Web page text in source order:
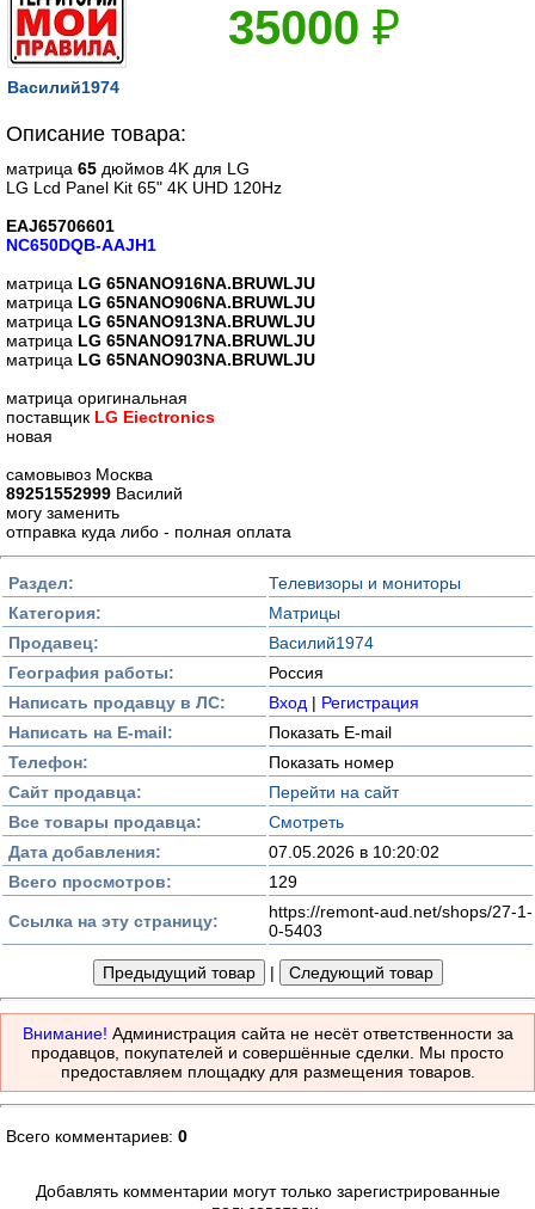
Василий1974
35000 ₽
Описание товара:
матрица 65 дюймов 4K для LG
LG Lcd Panel Kit 65" 4K UHD 120Hz
EAJ65706601
NC650DQB-AAJH1
матрица LG 65NANO916NA.BRUWLJU
матрица LG 65NANO906NA.BRUWLJU
матрица LG 65NANO913NA.BRUWLJU
матрица LG 65NANO917NA.BRUWLJU
матрица LG 65NANO903NA.BRUWLJU
матрица оригинальная
поставщик LG Eiectronics
новая
самовывоз Москва
89251552999 Василий
могу заменить
отправка куда либо - полная оплата
Раздел:
Телевизоры и мониторы
Категория:
Матрицы
Продавец:
Василий1974
География работы:
Россия
Написать продавцу в ЛС:
Вход | Регистрация
Написать на E-mail:
Показать E-mail
Телефон:
Показать номер
Сайт продавца:
Перейти на сайт
Все товары продавца:
Смотреть
Дата добавления:
07.05.2026 в 10:20:02
Всего просмотров:
129
Ссылка на эту страницу:
https://remont-aud.net/shops/27-1-
0-5403
|
Внимание! Администрация сайта не несёт ответственности за
продавцов, покупателей и совершённые сделки. Мы просто
предоставляем площадку для размещения товаров.
Всего комментариев: 0
Добавлять комментарии могут только зарегистрированные